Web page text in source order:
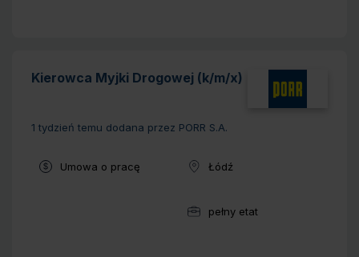
Kierowca Myjki Drogowej (k/m/x)
1 tydzień temu dodana przez PORR S.A.
Typ umowy:
Umowa o pracę Lokalizacja:
Łódź
Wymiar pracy:
pełny etat